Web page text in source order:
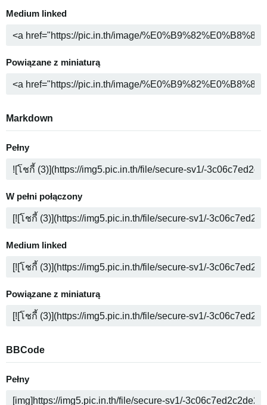
Medium linked
Powiązane z miniaturą
Markdown
Pełny
W pełni połączony
Medium linked
Powiązane z miniaturą
BBCode
Pełny